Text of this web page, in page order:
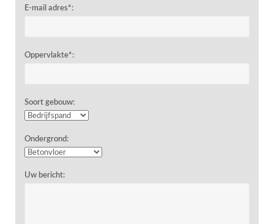
E-mail adres*:
Oppervlakte*:
Soort gebouw:
Ondergrond:
Uw bericht: